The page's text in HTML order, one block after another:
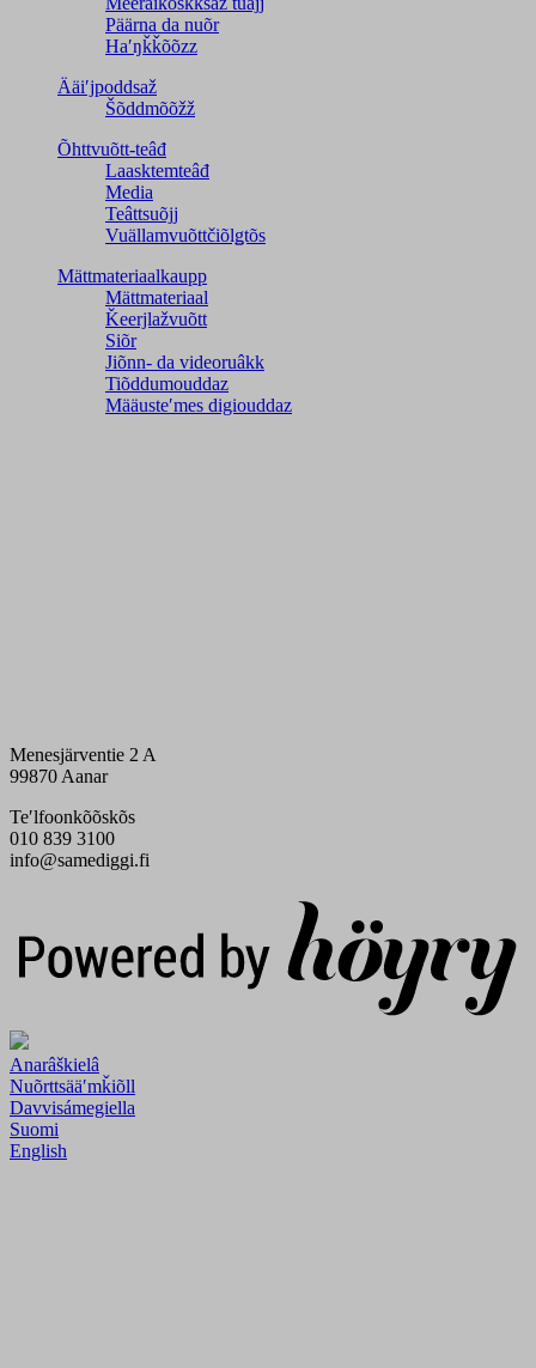
Päärna da nuõr
Haʹŋǩǩõõzz
Ääiʹjpoddsaž
Šõddmõõžž
Õhttvuõtt-teâđ
Laasktemteâđ
Media
Teâttsuõjj
Vuällamvuõttčiõlǥtõs
Mättmateriaalkaupp
Mättmateriaal
Ǩeerjlažvuõtt
Siõr
Jiõnn- da videoruâkk
Tiõddumouddaz
Määusteʹmes digiouddaz
Menesjärventie 2 A
99870 Aanar
Teʹlfoonkõõskõs
010 839 3100
info@samediggi.fi
Anarâškielâ
Nuõrttsääʹmǩiõll
Davvisámegiella
Suomi
English